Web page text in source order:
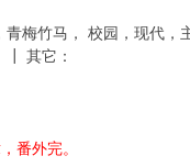
梅竹马， 校园，现代，
其它：
番外完。